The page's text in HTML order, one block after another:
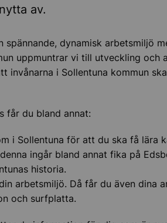
av.
spännande, dynamisk arbetsmiljö
uppmuntrar vi till utveckling och
invånarna i Sollentuna kommun
får du bland annat:
i Sollentuna för att du ska få lära
ingår bland annat fika på
historia.
arbetsmiljö. Då får du även dina
och surfplatta.